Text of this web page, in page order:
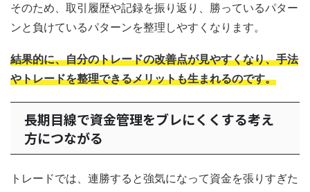
そのため、取引履歴や記録を振り返り、勝っているパター
ンと負けているパターンを整理しやすくなります。
結果的に、自分のトレードの改善点が見やすくなり、手法
やトレードを整理できるメリットも生まれるのです。
長期目線で資金管理をブレにくくする考え
方につながる
トレードでは、連勝すると強気になって資金を張りすぎた